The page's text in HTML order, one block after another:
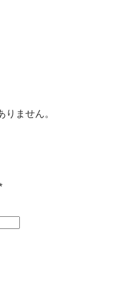
りません。
必